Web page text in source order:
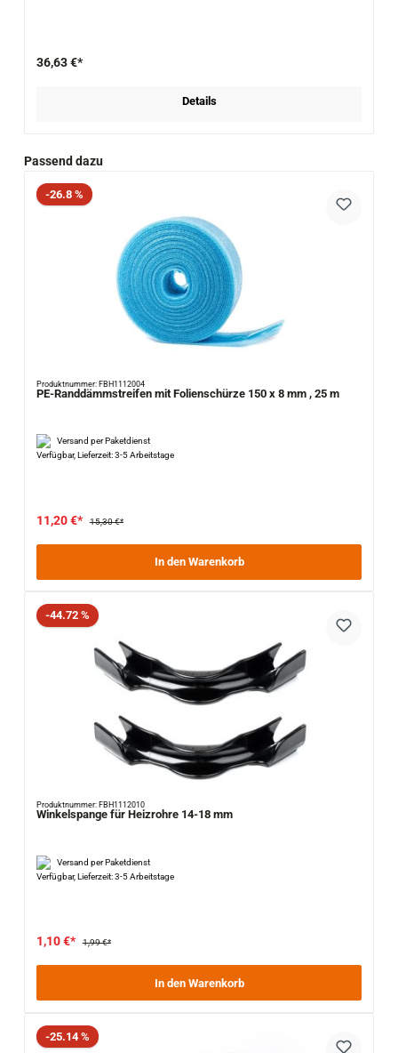
36,63 €*
Details
Produktgalerie überspringen
Passend dazu
Rabatt
-26.8 %
Produktnummer: FBH1112004
PE-Randdämmstreifen mit Folienschürze 150 x 8 mm , 25 m
Versand per Paketdienst
Verfügbar, Lieferzeit: 3-5 Arbeitstage
11,20 €* 15,30 €*
In den Warenkorb
Rabatt
-44.72 %
Produktnummer: FBH1112010
Winkelspange für Heizrohre 14-18 mm
Versand per Paketdienst
Verfügbar, Lieferzeit: 3-5 Arbeitstage
1,10 €* 1,99 €*
In den Warenkorb
Rabatt
-25.14 %